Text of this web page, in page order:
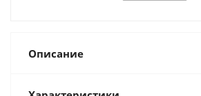
Описание